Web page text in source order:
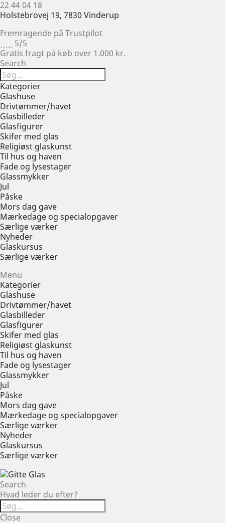
22 44 04 18
Holstebrovej 19, 7830 Vinderup
Fremragende på Trustpilot
5/5
Gratis fragt på køb over 1.000 kr.
Search
Kategorier
Glashuse
Drivtømmer/havet
Glasbilleder
Glasfigurer
Skifer med glas
Religiøst glaskunst
Til hus og haven
Fade og lysestager
Glassmykker
Jul
Påske
Mors dag gave
Mærkedage og specialopgaver
Særlige værker
Nyheder
Glaskursus
Særlige værker
Menu
Kategorier
Glashuse
Drivtømmer/havet
Glasbilleder
Glasfigurer
Skifer med glas
Religiøst glaskunst
Til hus og haven
Fade og lysestager
Glassmykker
Jul
Påske
Mors dag gave
Mærkedage og specialopgaver
Særlige værker
Nyheder
Glaskursus
Særlige værker
Search
Hvad leder du efter?
Close